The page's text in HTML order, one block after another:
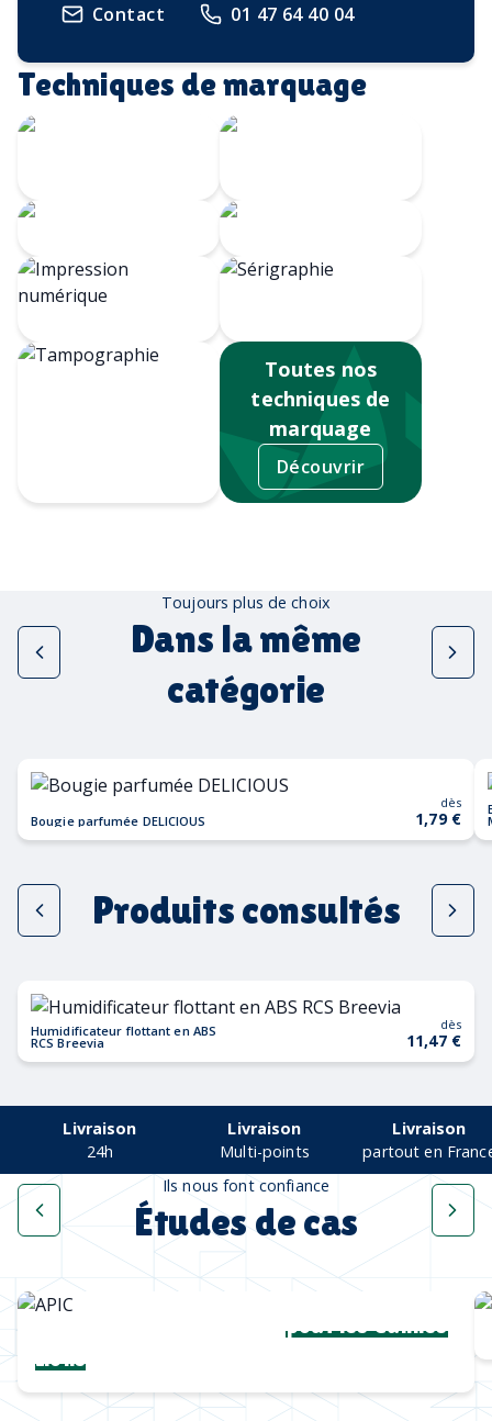
Contact 01 47 64 40 04
Techniques de marquage
Impression
numérique
Toutes nos
techniques de
marquage
Découvrir
Toujours plus de choix
Dans la même
catégorie
Bougie parfumée DELICIOUS
dès
1,79 €
Produits consultés
Humidificateur flottant en ABS
RCS Breevia
dès
11,47 €
Livraison
24h
Livraison
Multi-points
Livraison
partout en
Ils nous font confiance
Études de cas
Une collection complètepour les Cannes
Lions